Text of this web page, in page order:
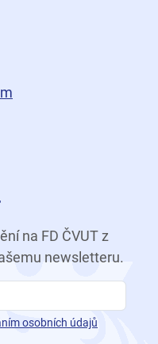
na FD ČVUT z
newsletteru.
osobních údajů